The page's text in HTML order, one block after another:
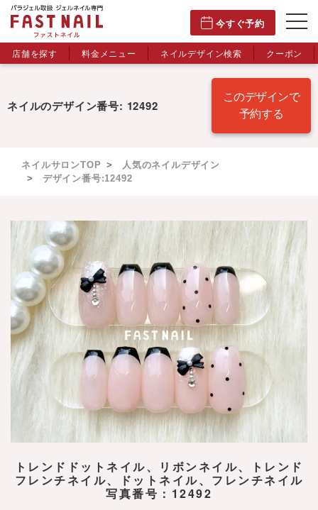
今すぐ予約
店舗を探す 料金メニュー ネイルデザイン検索 クーポン
ネイルのデザイン番号: 12492
このデザインで
予約する
ネイルサロンTOP
人気のネイルデザイン
デザイン番号:12492
トレンドドットネイル、リボンネイル、トレンド
フレンチネイル、ドットネイル、フレンチネイル
写真番号：12492